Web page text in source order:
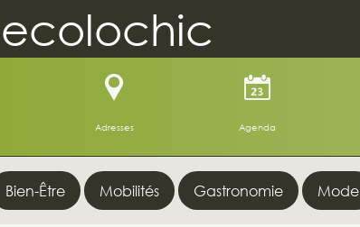
ecolochic
Adresses Agenda
Bien-Être Mobilités Gastronomie Mode